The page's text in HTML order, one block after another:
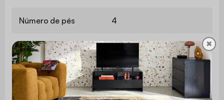
Número de pés 4
Altura entre os
pés e a
prateleira
inferior
10,5 cm
✖